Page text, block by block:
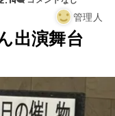
管理人
出演舞台